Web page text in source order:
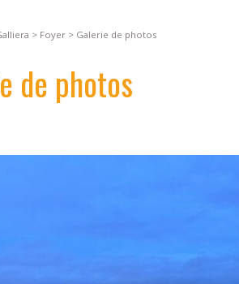
> Foyer > Galerie de photos
de photos